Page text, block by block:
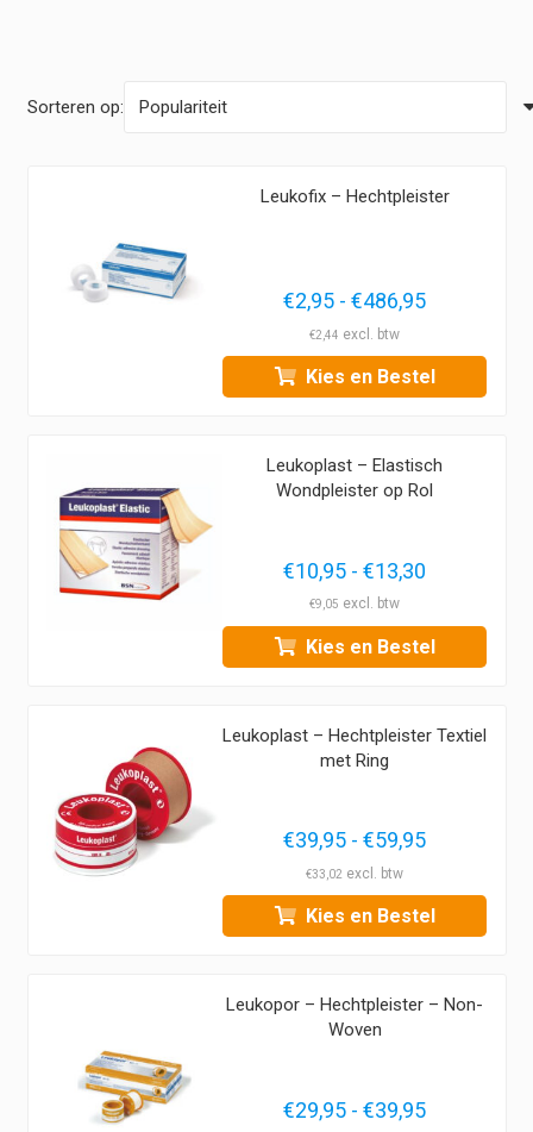
Sorteren op:
Leukofix – Hechtpleister
€2,95 - €486,95
tot
€486,95
€2,44
Kies en Bestel
Leukoplast – Elastisch
Wondpleister op Rol
€10,95 - €13,30
tot
€13,30
€9,05
Kies en Bestel
Leukoplast – Hechtpleister Textiel
met Ring
€39,95 - €59,95
tot
€59,95
€33,02
Kies en Bestel
Leukopor – Hechtpleister – Non-
Woven
€29,95 - €39,95